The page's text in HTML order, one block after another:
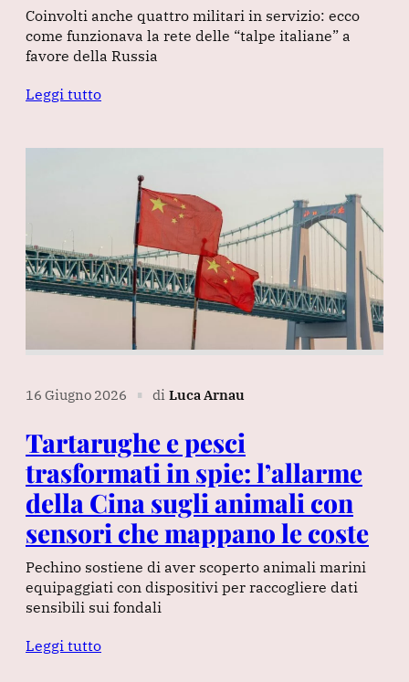
Coinvolti anche quattro militari in servizio: ecco
come funzionava la rete delle “talpe italiane” a
favore della Russia
Leggi tutto
16 Giugno 2026 ∎ di Luca Arnau
Tartarughe e pesci
trasformati in spie: l’allarme
della Cina sugli animali con
sensori che mappano le coste
Pechino sostiene di aver scoperto animali marini
equipaggiati con dispositivi per raccogliere dati
sensibili sui fondali
Leggi tutto